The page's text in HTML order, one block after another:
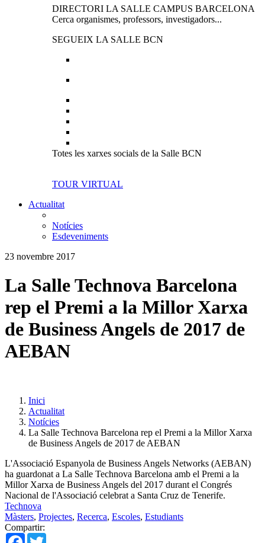
DIRECTORI LA SALLE CAMPUS BARCELONA
Cerca organismes, professors, investigadors...
SEGUEIX LA SALLE BCN
Totes les xarxes socials de la Salle BCN
TOUR VIRTUAL
Actualitat
Notícies
Esdeveniments
23 novembre 2017
La Salle Technova Barcelona
rep el Premi a la Millor Xarxa
de Business Angels de 2017 de
AEBAN
Inici
Actualitat
Notícies
La Salle Technova Barcelona rep el Premi a la Millor Xarxa
de Business Angels de 2017 de AEBAN
L'Associació Espanyola de Business Angels Networks (AEBAN)
ha guardonat a La Salle Technova Barcelona amb el Premi a la
Millor Xarxa de Business Angels del 2017 durant el Congrés
Nacional de l'Associació celebrat a Santa Cruz de Tenerife.
Technova
Màsters, Projectes, Recerca, Escoles, Estudiants
Compartir:
Facebook